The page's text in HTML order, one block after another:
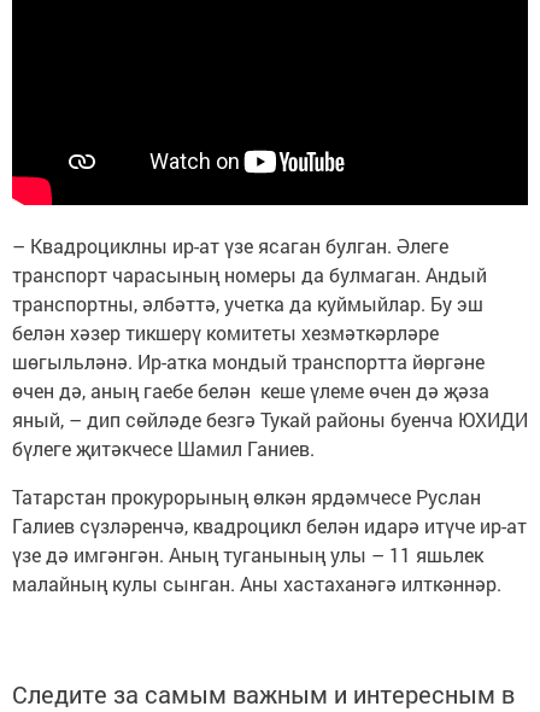
– Квадроциклны ир-ат үзе ясаган булган. Әлеге
транспорт чарасының номеры да булмаган. Андый
транспортны, әлбәттә, учетка да куймыйлар. Бу эш
белән хәзер тикшерү комитеты хезмәткәрләре
шөгыльләнә. Ир-атка мондый транспортта йөргәне
өчен дә, аның гаебе белән кеше үлеме өчен дә җәза
яный, – дип сөйләде безгә Тукай районы буенча ЮХИДИ
бүлеге җитәкчесе Шамил Ганиев.
Татарстан прокурорының өлкән ярдәмчесе Руслан
Галиев сүзләренчә, квадроцикл белән идарә итүче ир-ат
үзе дә имгәнгән. Аның туганының улы – 11 яшьлек
малайның кулы сынган. Аны хастаханәгә илткәннәр.
Следите за самым важным и интересным в